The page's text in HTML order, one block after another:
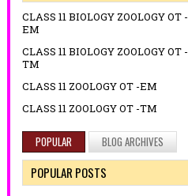
CLASS 11 BIOLOGY ZOOLOGY OT -
EM
CLASS 11 BIOLOGY ZOOLOGY OT -
TM
CLASS 11 ZOOLOGY OT -EM
CLASS 11 ZOOLOGY OT -TM
POPULAR BLOG ARCHIVES
POPULAR POSTS